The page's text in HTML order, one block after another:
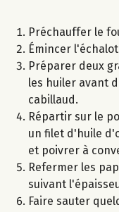
Préchauffer le
Émincer
Préparer deux
les huiler avant
cabillaud.
Répartir sur le
un filet d'huile
et poivrer à
Refermer les
suivant
Faire sauter